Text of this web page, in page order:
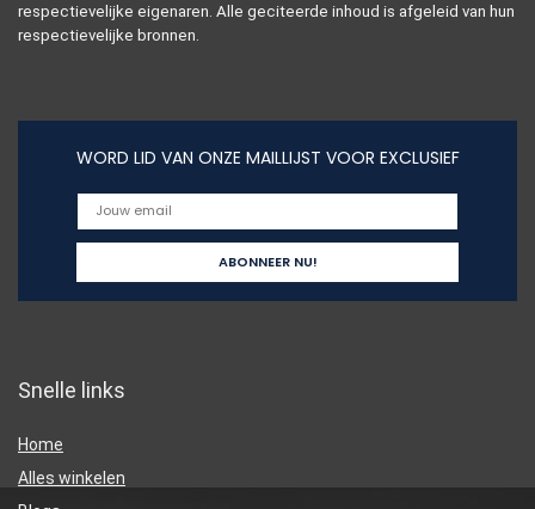
respectievelijke eigenaren. Alle geciteerde inhoud is afgeleid van hun
respectievelijke bronnen.
WORD LID VAN ONZE MAILLIJST VOOR EXCLUSIEF
Snelle links
Home
Alles winkelen